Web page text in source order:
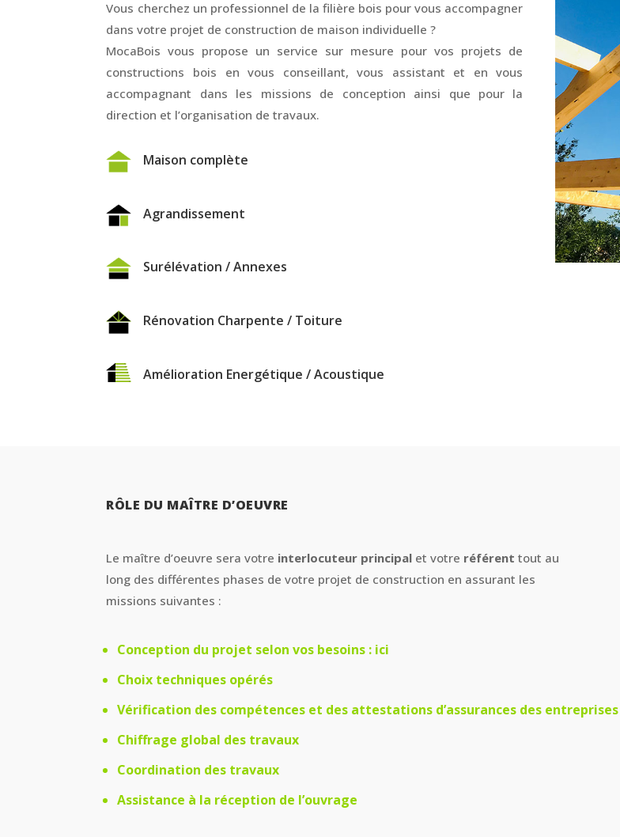
Vous cherchez un professionnel de la filière bois pour vous accompagner
dans votre projet de construction de maison individuelle ?
MocaBois vous propose un service sur mesure pour vos projets de
constructions bois en vous conseillant, vous assistant et en vous
accompagnant dans les missions de conception ainsi que pour la
direction et l’organisation de travaux.
Maison complète
Agrandissement
Surélévation / Annexes
Rénovation Charpente / Toiture
Amélioration Energétique / Acoustique
RÔLE DU MAÎTRE D’OEUVRE
Le maître d’oeuvre sera votre interlocuteur principal et votre référenttout au
long des différentes phases de votre projet de construction en assurant les
missions suivantes :
Conception du projet selon vos besoins : ici
Choix techniques opérés
Vérification des compétences et des attestations d’assurances des entreprises
Chiffrage global des travaux
Coordination des travaux
Assistance à la réception de l’ouvrage